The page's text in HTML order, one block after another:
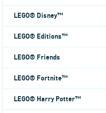
LEGO® Disney™
LEGO® Editions™
LEGO® Friends
LEGO® Fortnite™
LEGO® Harry Potter™